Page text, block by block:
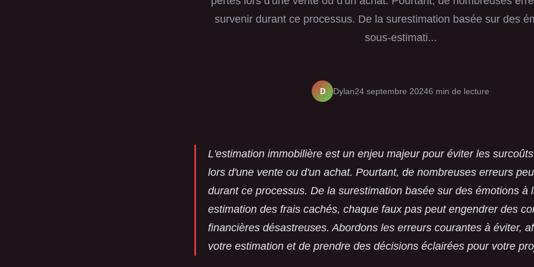
survenir durant ce processus. De la surestimation basée sur des
sous-estimati...
D Dylan24 septembre 20246 min de lecture
L'estimation immobilière est un enjeu majeur pour éviter les
lors d'une vente ou d'un achat. Pourtant, de nombreuses erreurs
durant ce processus. De la surestimation basée sur des émotions à
estimation des frais cachés, chaque faux pas peut engendrer des
financières désastreuses. Abordons les erreurs courantes à éviter,
votre estimation et de prendre des décisions éclairées pour votre